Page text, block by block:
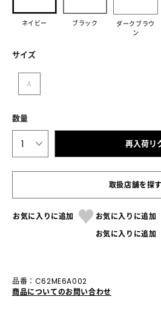
ネイビー ブラック
ダークブラウ
ン
サイズ
A
数量
1 再入荷リ
取扱店舗を探す
お気に入りに追加 お気に入りに追加
お気に入りに追加
品番：C62ME6A002
商品についてのお問い合わせ